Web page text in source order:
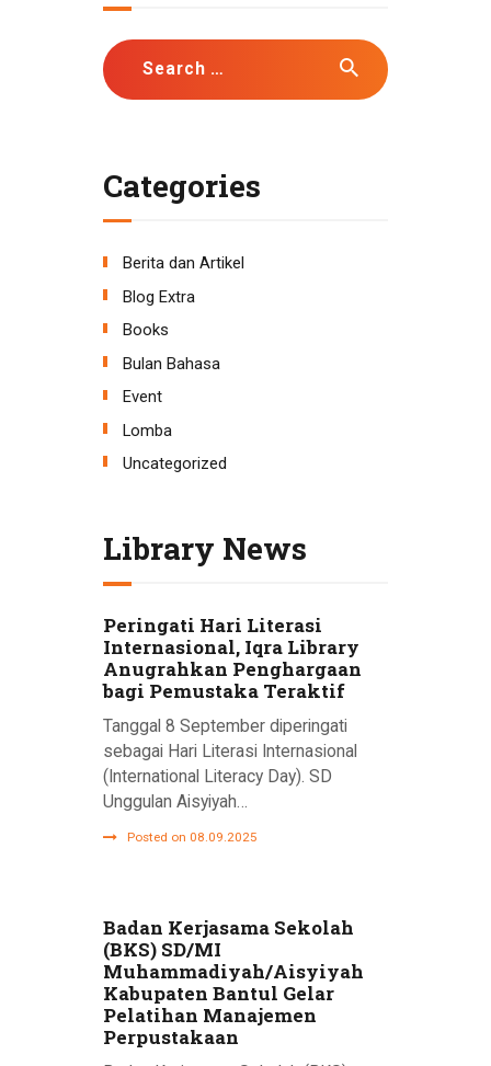
Search
for:
Categories
Berita dan Artikel
Blog Extra
Books
Bulan Bahasa
Event
Lomba
Uncategorized
Library News
Peringati Hari Literasi
Internasional, Iqra Library
Anugrahkan Penghargaan
bagi Pemustaka Teraktif
Tanggal 8 September diperingati
sebagai Hari Literasi Internasional
(International Literacy Day). SD
Unggulan Aisyiyah…
Posted on 08.09.2025
Badan Kerjasama Sekolah
(BKS) SD/MI
Muhammadiyah/Aisyiyah
Kabupaten Bantul Gelar
Pelatihan Manajemen
Perpustakaan